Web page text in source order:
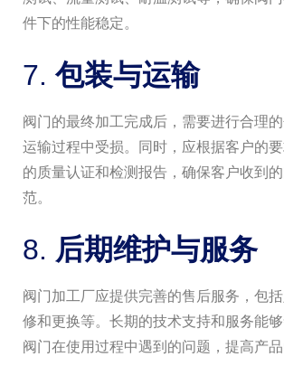
件下的性能稳定。
7. 包装与运输
阀门的最终加工完成后，需要进行合理
运输过程中受损。同时，应根据客户的
的质量认证和检测报告，确保客户收到
范。
8. 后期维护与服务
阀门加工厂应提供完善的售后服务，包
修和更换等。长期的技术支持和服务能
阀门在使用过程中遇到的问题，提高产品